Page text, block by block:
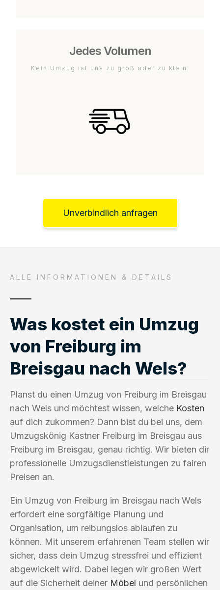
Jedes Volumen
Kein Umzug ist uns zu groß oder zu klein.
Unverbindlich anfragen
ALLE INFORMATIONEN & DETAILS
Was kostet ein Umzug
von Freiburg im
Breisgau nach Wels?
Planst du einen Umzug von Freiburg im Breisgau
nach Wels und möchtest wissen, welche Kosten
auf dich zukommen? Dann bist du bei uns, dem
Umzugskönig Kastner Freiburg im Breisgau aus
Freiburg im Breisgau, genau richtig. Wir bieten dir
professionelle Umzugsdienstleistungen zu fairen
Preisen an.
Ein Umzug von Freiburg im Breisgau nach Wels
erfordert eine sorgfältige Planung und
Organisation, um reibungslos ablaufen zu
können. Mit unserem erfahrenen Team stellen wir
sicher, dass dein Umzug stressfrei und effizient
abgewickelt wird. Dabei legen wir großen Wert
auf die Sicherheit deiner Möbel und persönlichen